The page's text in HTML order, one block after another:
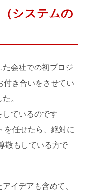
システムの
会社での初プロジ
付き合いをさせてい
。
ているのです
を任せたら、絶対に
敬もしている方で
イデアも含めて、